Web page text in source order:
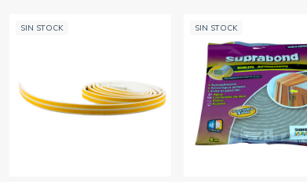
SIN STOCK SIN STOCK